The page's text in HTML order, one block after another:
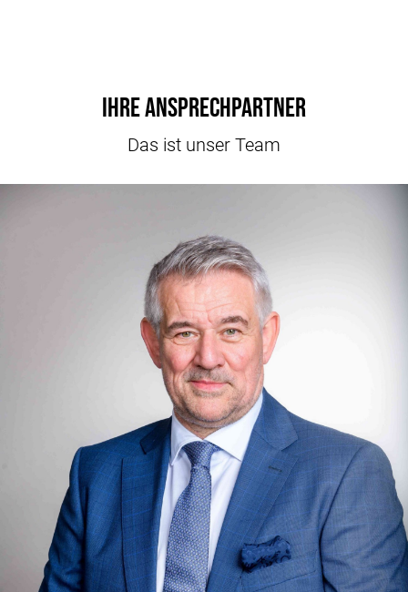
Ihre Ansprechpartner
Das ist unser Team